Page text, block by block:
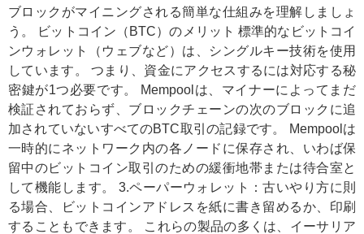
ブロックがマイニングされる簡単な仕組みを理解しましょ
う。 ビットコイン（BTC）のメリット 標準的なビットコイ
ンウォレット（ウェブなど）は、シングルキー技術を使用
しています。 つまり、資金にアクセスするには対応する秘
密鍵が1つ必要です。 Mempoolは、マイナーによってまだ
検証されておらず、ブロックチェーンの次のブロックに追
加されていないすべてのBTC取引の記録です。 Mempoolは
一時的にネットワーク内の各ノードに保存され、いわば保
留中のビットコイン取引のための緩衝地帯または待合室と
して機能します。 3.ペーパーウォレット：古いやり方に則
る場合、ビットコインアドレスを紙に書き留めるか、印刷
することもできます。 これらの製品の多くは、イーサリア